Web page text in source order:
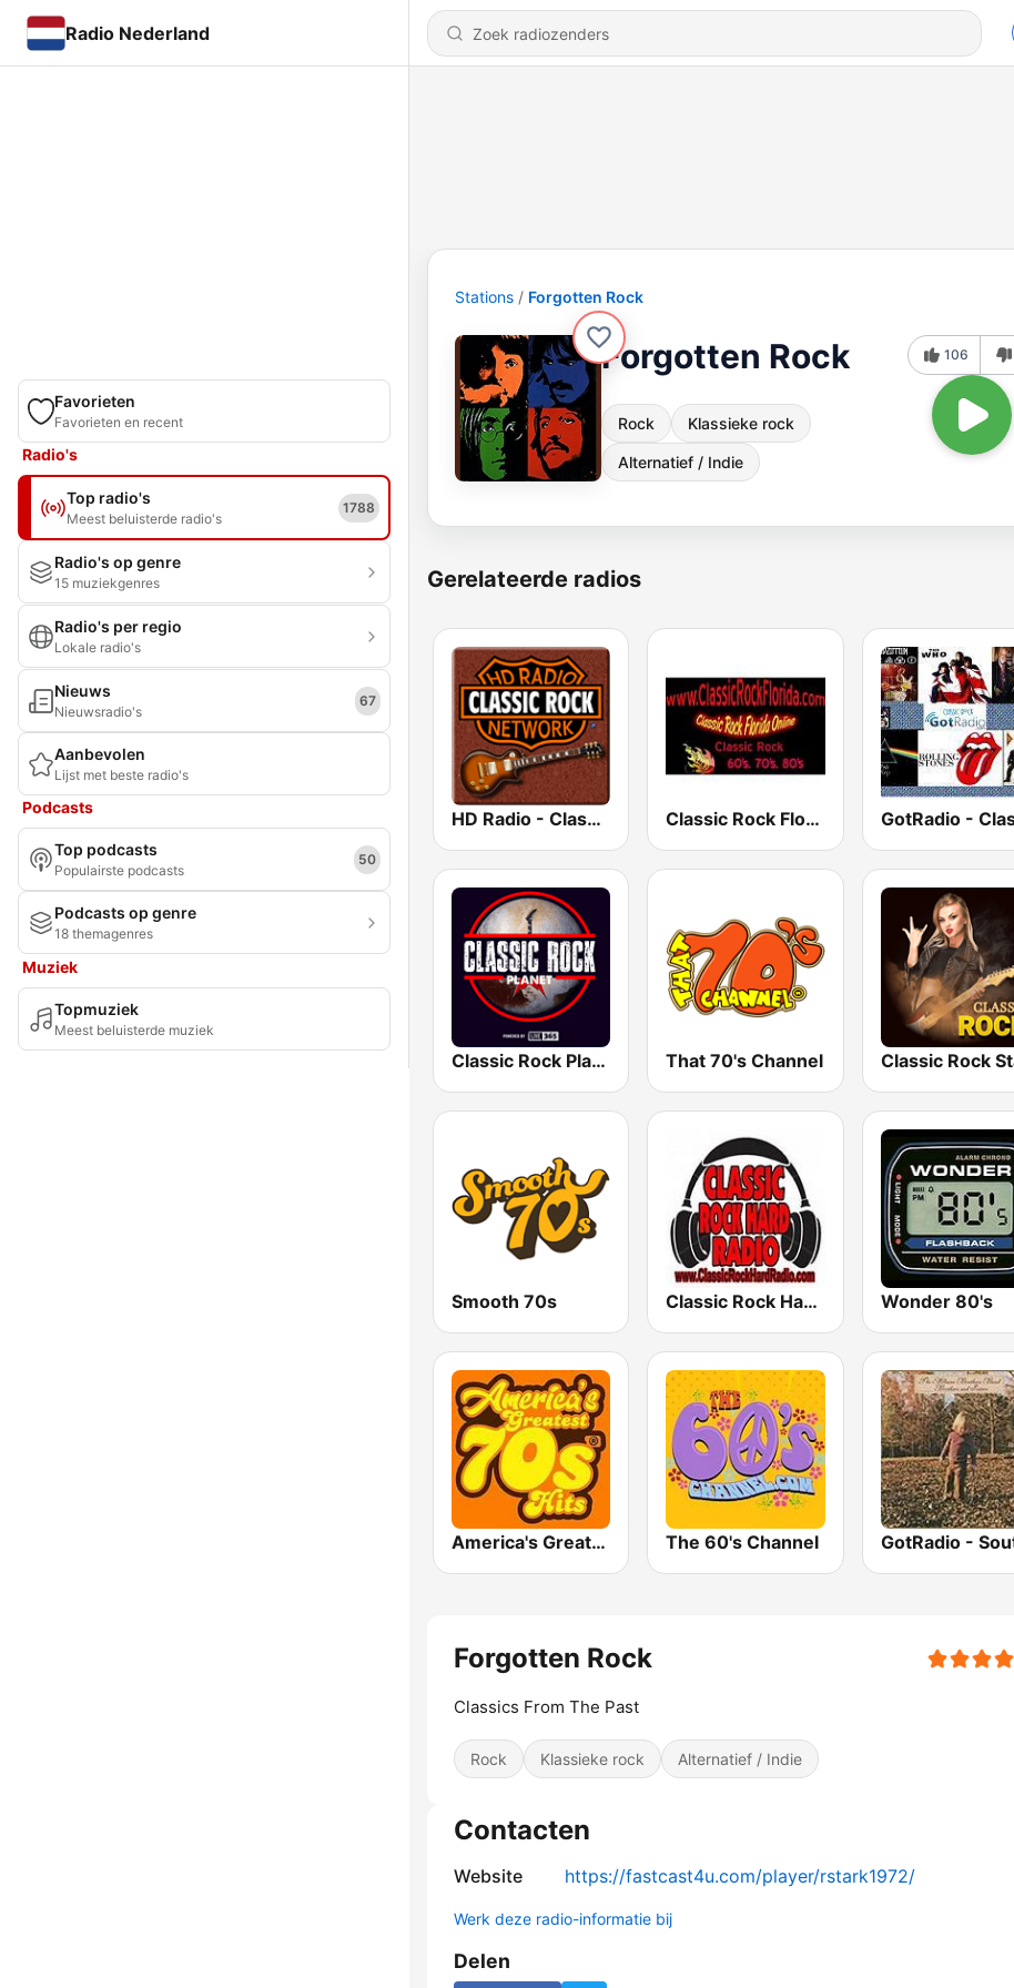
Radio Nederland
Favorieten
Favorieten en recent
Radio's
Top radio's
Meest beluisterde radio's
1788
Radio's op genre
15 muziekgenres
Radio's per regio
Lokale radio's
Nieuws
Nieuwsradio's
67
Aanbevolen
Lijst met beste radio's
Podcasts
Top podcasts
Populairste podcasts
50
Podcasts op genre
18 themagenres
Muziek
Topmuziek
Meest beluisterde muziek
Stations Forgotten Rock
Forgotten Rock
Rock Klassieke rock
Alternatief / Indie
106
Gerelateerde radios
HD Radio - Classic Rock Classic Rock Florida
Classic Rock Planet That 70's Channel
Smooth 70s Classic Rock Hard Radio Wonder 80's
America's Greatest 70s Hits The 60's Channel
Forgotten Rock
Classics From The Past
Rock Klassieke rock Alternatief / Indie
Contacten
Website https://fastcast4u.com/player/rstark1972/
Werk deze radio-informatie bij
Delen